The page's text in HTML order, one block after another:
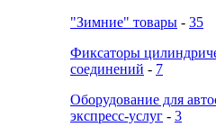
"Зимние" товары - 35
Фиксаторы
соединений - 7
Оборудование для
экспресс-услуг - 3